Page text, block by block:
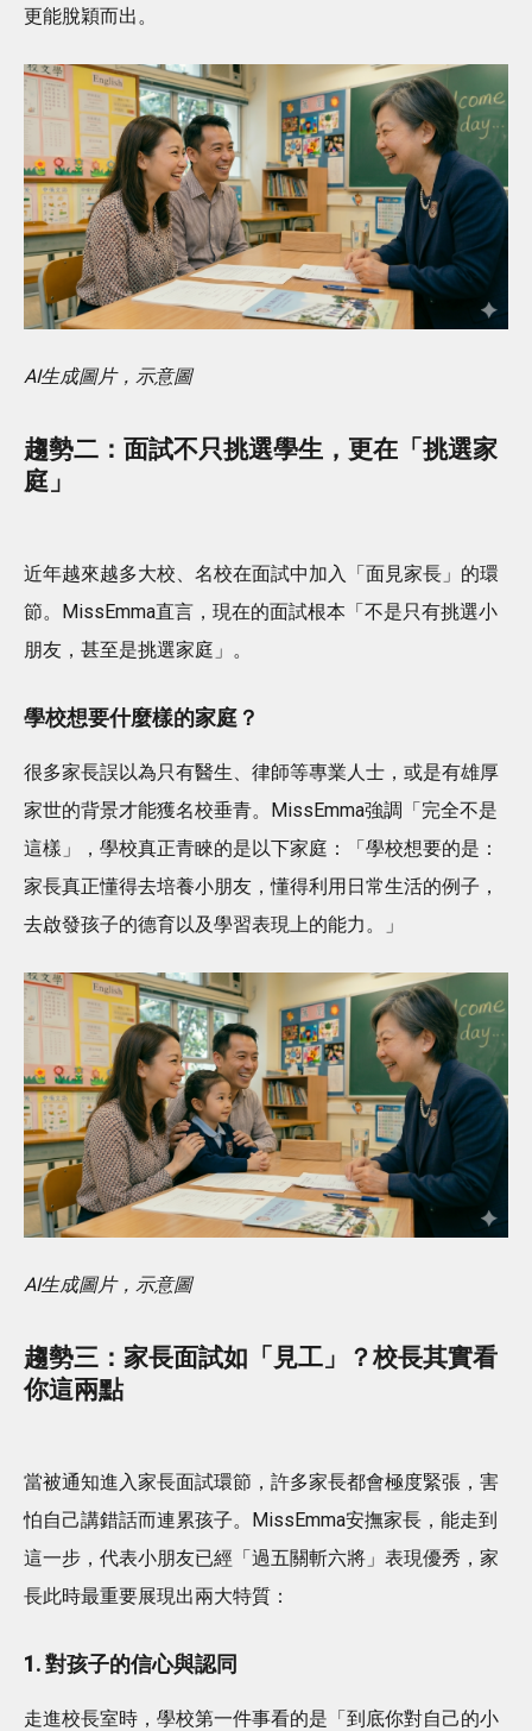
更能脫穎而出。
AI生成圖片，示意圖
趨勢二：面試不只挑選學生，更在「挑選家
庭」
近年越來越多大校、名校在面試中加入「面見家長」的環
節。MissEmma直言，現在的面試根本「不是只有挑選小
朋友，甚至是挑選家庭」。
學校想要什麼樣的家庭？
很多家長誤以為只有醫生、律師等專業人士，或是有雄厚
家世的背景才能獲名校垂青。MissEmma強調「完全不是
這樣」，學校真正青睞的是以下家庭：「學校想要的是：
家長真正懂得去培養小朋友，懂得利用日常生活的例子，
去啟發孩子的德育以及學習表現上的能力。」
AI生成圖片，示意圖
趨勢三：家長面試如「見工」？校長其實看
你這兩點
當被通知進入家長面試環節，許多家長都會極度緊張，害
怕自己講錯話而連累孩子。MissEmma安撫家長，能走到
這一步，代表小朋友已經「過五關斬六將」表現優秀，家
長此時最重要展現出兩大特質：
1. 對孩子的信心與認同
走進校長室時，學校第一件事看的是「到底你對自己的小